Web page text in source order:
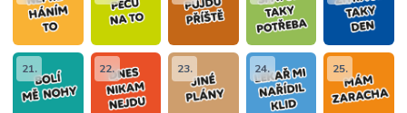
21. 22. 23. 24. 25.